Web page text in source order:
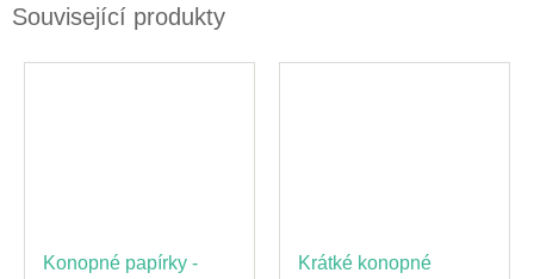
Související produkty
Konopné papírky -
Krátké konopné